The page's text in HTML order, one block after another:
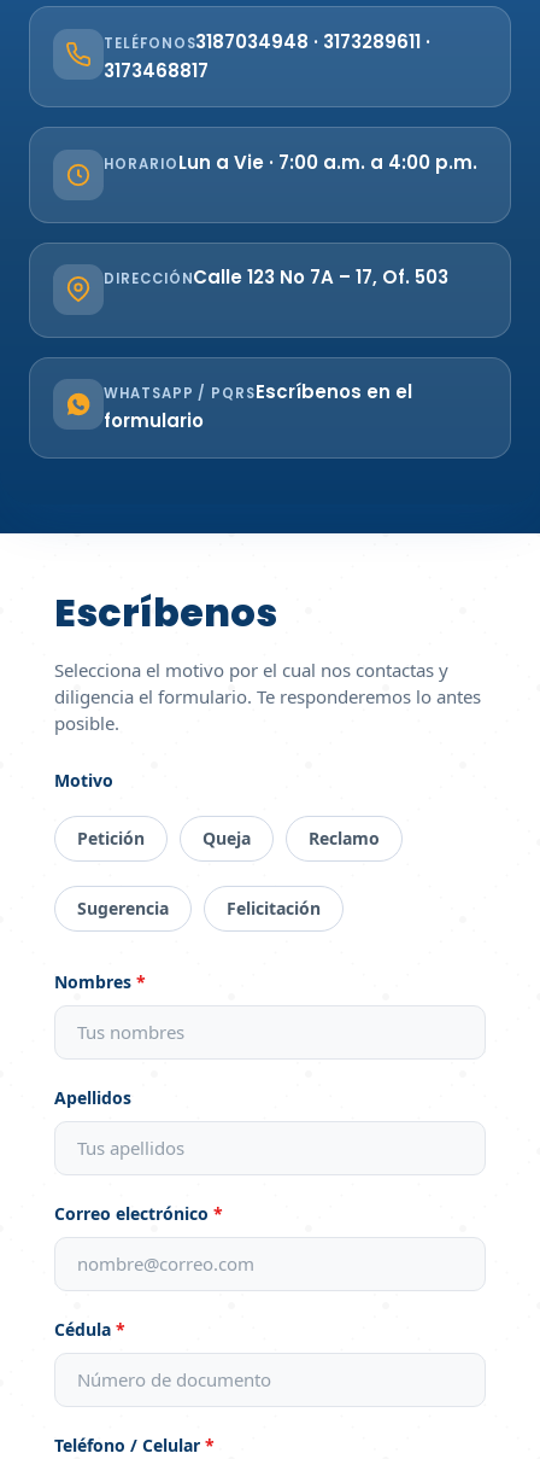
TELÉFONOS3187034948 · 3173289611 ·
3173468817
HORARIOLun a Vie · 7:00 a.m. a 4:00 p.m.
DIRECCIÓNCalle 123 No 7A – 17, Of. 503
WHATSAPP / PQRSEscríbenos en el
formulario
Escríbenos
Selecciona el motivo por el cual nos contactas y
diligencia el formulario. Te responderemos lo antes
posible.
Motivo
Petición Queja Reclamo
Sugerencia Felicitación
Nombres *
Apellidos
Correo electrónico *
Cédula *
Teléfono / Celular *